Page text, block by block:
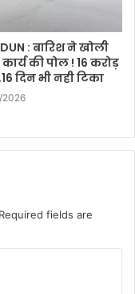
: बारिश ने खोली
कार्य की पोल ! 16 करोड़
दिन भी नही टिका
2026
Required fields are